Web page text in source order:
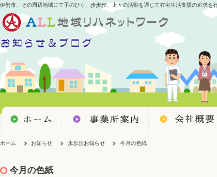
伊勢市、その周辺地域にて手のひら、歩歩歩、上々の活動を通じて在宅生活支援の追求を
ホーム お知らせ 歩歩歩お知らせ 今月の色紙
今月の色紙